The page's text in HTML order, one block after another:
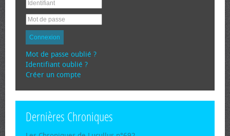
Connexion
Mot de passe oublié ?
Identifiant oublié ?
Créer un compte
Dernières Chroniques